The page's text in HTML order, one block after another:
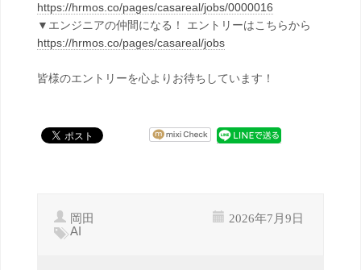
https://hrmos.co/pages/casareal/jobs/0000016
▼エンジニアの仲間になる！ エントリーはこちらから
https://hrmos.co/pages/casareal/jobs
皆様のエントリーを心よりお待ちしています！
岡田 2026年7月9日
AI